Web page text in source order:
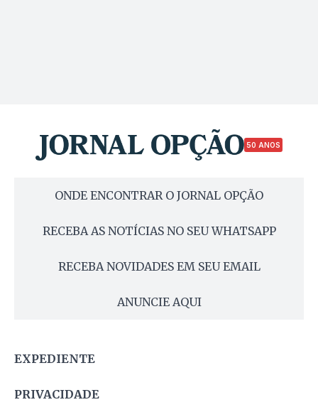
50 ANOS
ONDE ENCONTRAR O JORNAL OPÇÃO
RECEBA AS NOTÍCIAS NO SEU WHATSAPP
RECEBA NOVIDADES EM SEU EMAIL
ANUNCIE AQUI
EXPEDIENTE
PRIVACIDADE